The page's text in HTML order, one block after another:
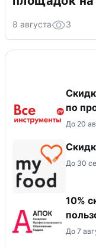
8 августа 3
по
До 20
До 30
10%
До 7